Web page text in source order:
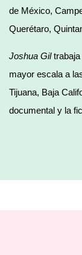
de México,
Querétaro,
Joshua Giltrabaja
mayor escala a
Tijuana, Baja
documental y la